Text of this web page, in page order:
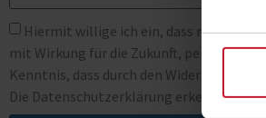
Hiermit willige ich ein, dass meine
mit Wirkung für die Zukunft, per E-Mail
Kenntnis, dass durch den Widerruf der
Die Datenschutzerklärung erkenne ich